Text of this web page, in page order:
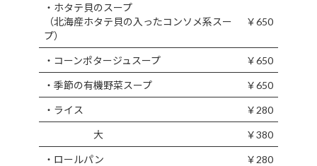
・ホタテ貝のスープ
（北海産ホタテ貝の入ったコンソメ系スー
プ）
￥650
・コーンポタージュスープ ￥650
・季節の有機野菜スープ ￥650
・ライス ￥280
大 ￥380
・ロールパン ￥280